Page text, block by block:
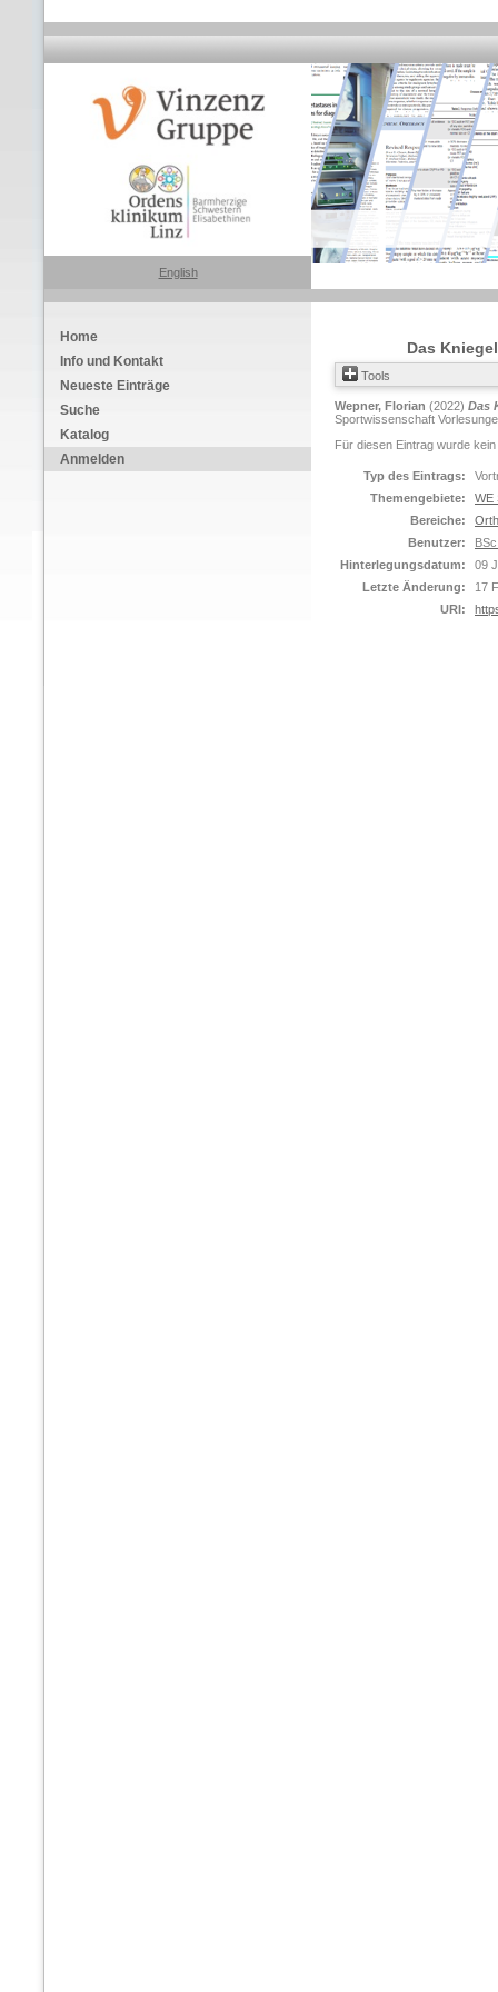
English
Home
Info und Kontakt
Neueste Einträge
Suche
Katalog
Anmelden
Das
Tools
Wepner, Florian (2022) Das
Sportwissenschaft
Für diesen Eintrag wurde
Typ des Eintrags:
Themengebiete:
WE
Bereiche:
Benutzer:
Hinterlegungsdatum:
09
Letzte Änderung:
17
URI: